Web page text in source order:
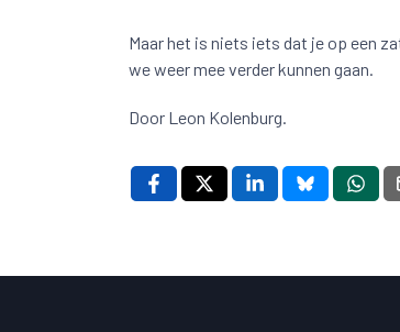
Maar het is niets iets dat je op een
we weer mee verder kunnen gaan.
Door Leon Kolenburg.